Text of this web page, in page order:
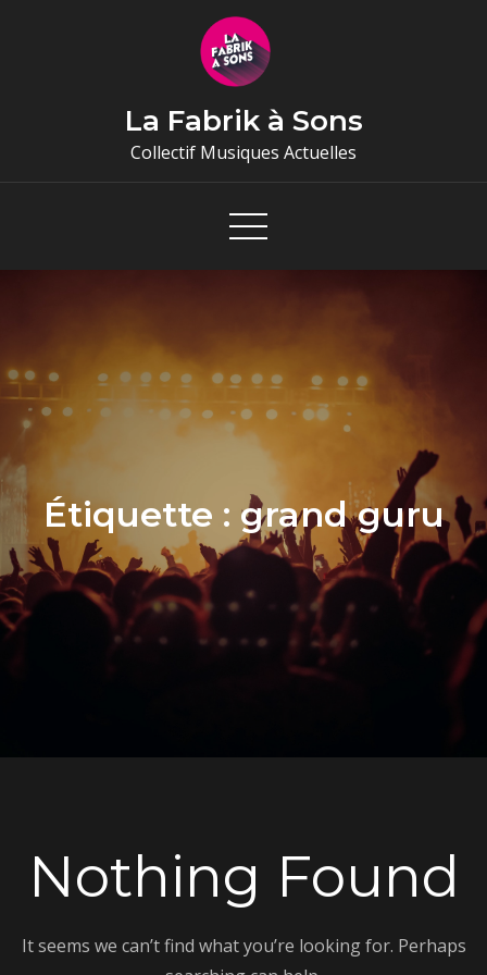
La Fabrik à Sons
Collectif Musiques Actuelles
Étiquette : grand guru
Nothing Found
It seems we can’t find what you’re looking for. Perhaps